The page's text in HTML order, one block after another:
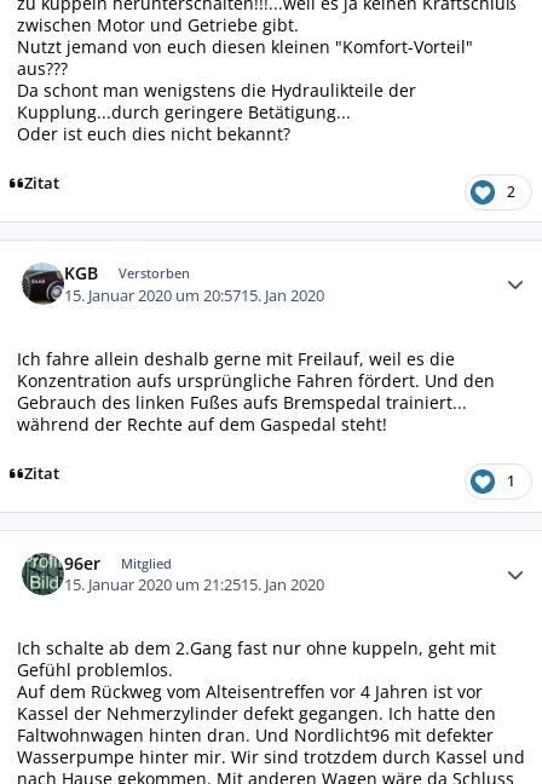
zwischen Motor und Getriebe gibt.
Nutzt jemand von euch diesen kleinen "Komfort-Vorteil"
aus???
Da schont man wenigstens die Hydraulikteile der
Kupplung...durch geringere Betätigung...
Oder ist euch dies nicht bekannt?
Zitat 2
KGB Verstorben
15. Januar 2020 um 20:5715. Jan 2020
Ich fahre allein deshalb gerne mit Freilauf, weil es die
Konzentration aufs ursprüngliche Fahren fördert. Und den
Gebrauch des linken Fußes aufs Bremspedal trainiert...
während der Rechte auf dem Gaspedal steht!
Zitat 1
96er Mitglied
15. Januar 2020 um 21:2515. Jan 2020
Ich schalte ab dem 2.Gang fast nur ohne kuppeln, geht mit
Gefühl problemlos.
Auf dem Rückweg vom Alteisentreffen vor 4 Jahren ist vor
Kassel der Nehmerzylinder defekt gegangen. Ich hatte den
Faltwohnwagen hinten dran. Und Nordlicht96 mit defekter
Wasserpumpe hinter mir. Wir sind trotzdem durch Kassel und
nach Hause gekommen. Mit anderen Wagen wäre da Schluss